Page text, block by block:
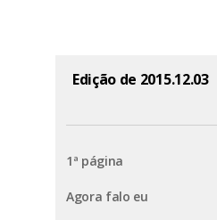
Edição de 2015.12.03
1ª página
Agora falo eu